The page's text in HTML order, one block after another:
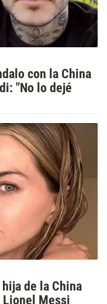
con la China
"No lo dejé
de la China
Lionel Messi